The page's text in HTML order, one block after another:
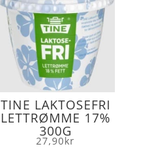
TINE LAKTOSEFRI
LETTRØMME 17%
300G
27,90kr